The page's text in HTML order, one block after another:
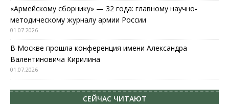
«Армейскому сборнику» — 32 года: главному научно-
методическому журналу армии России
01.07.2026
В Москве прошла конференция имени Александра
Валентиновича Кирилина
01.07.2026
СЕЙЧАС ЧИТАЮТ